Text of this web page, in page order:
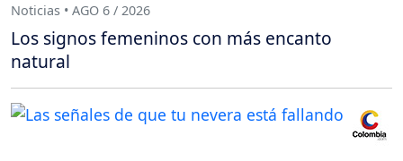
Noticias • AGO 6 / 2026
Los signos femeninos con más encanto
natural